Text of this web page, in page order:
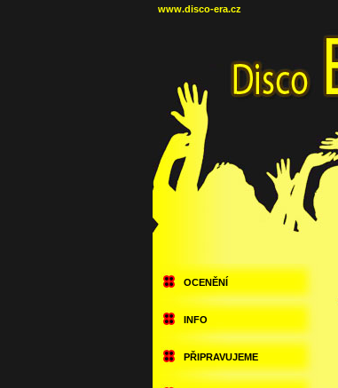
www.disco-era.cz
OCENĚNÍ
INFO
PŘIPRAVUJEME